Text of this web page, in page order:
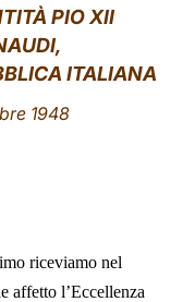
中文
LATINE
PIO XII
ITALIANA
1948
riceviamo nel
affetto l’Eccellenza